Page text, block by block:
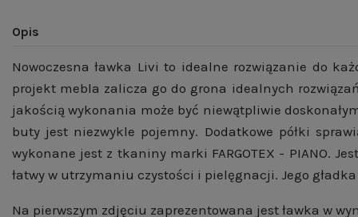
Opis
Nowoczesna ławka Livi to idealne rozwiązanie do
projekt mebla zalicza go do grona idealnych
jakością wykonania może być niewątpliwie
buty jest niezwykle pojemny. Dodatkowe półki
wykonane jest z tkaniny marki FARGOTEX - PIANO.
łatwy w utrzymaniu czystości i pielęgnacji. Jego
Na pierwszym zdjęciu zaprezentowana jest ławka w